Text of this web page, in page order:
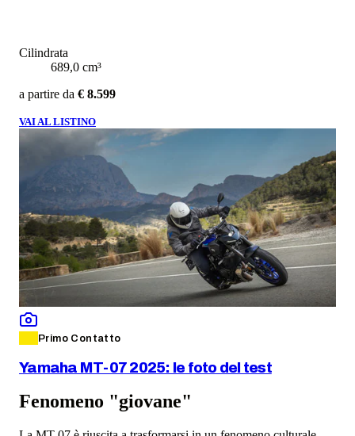
Cilindrata
689,0 cm³
a partire da € 8.599
VAI AL LISTINO
Primo Contatto
Yamaha MT-07 2025: le foto del test
Fenomeno "giovane"